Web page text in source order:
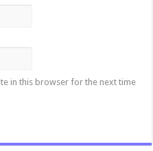
in this browser for the next time